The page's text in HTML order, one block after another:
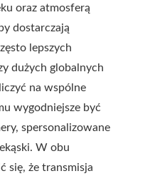
oraz atmosferą
dostarczają
lepszych
dużych globalnych
na wspólne
wygodniejsze być
spersonalizowane
W obu
się, że transmisja